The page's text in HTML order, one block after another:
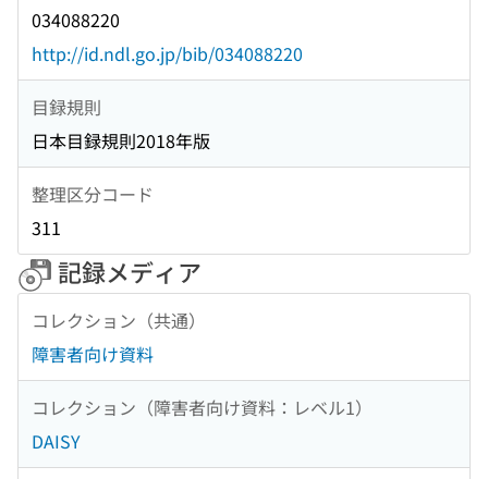
034088220
http://id.ndl.go.jp/bib/034088220
目録規則
日本目録規則2018年版
整理区分コード
311
記録メディア
コレクション（共通）
障害者向け資料
コレクション（障害者向け資料：レベル1）
DAISY